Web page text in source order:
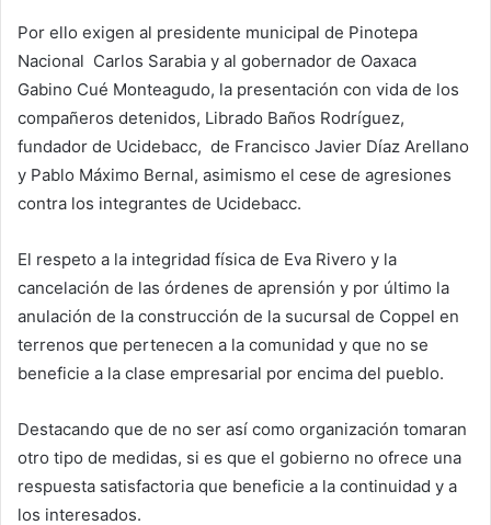
Por ello exigen al presidente municipal de Pinotepa
Nacional Carlos Sarabia y al gobernador de Oaxaca
Gabino Cué Monteagudo, la presentación con vida de los
compañeros detenidos, Librado Baños Rodríguez,
fundador de Ucidebacc, de Francisco Javier Díaz Arellano
y Pablo Máximo Bernal, asimismo el cese de agresiones
contra los integrantes de Ucidebacc.
El respeto a la integridad física de Eva Rivero y la
cancelación de las órdenes de aprensión y por último la
anulación de la construcción de la sucursal de Coppel en
terrenos que pertenecen a la comunidad y que no se
beneficie a la clase empresarial por encima del pueblo.
Destacando que de no ser así como organización tomaran
otro tipo de medidas, si es que el gobierno no ofrece una
respuesta satisfactoria que beneficie a la continuidad y a
los interesados.